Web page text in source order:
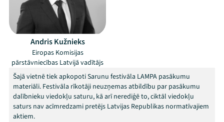
Mana programma
Festivāls
Andris Kužnieks
Eiropas Komisijas
pārstāvniecības Latvijā vadītājs
Šajā vietnē tiek apkopoti Sarunu festivāla LAMPA pasākumu
materiāli. Festivāla rīkotāji neuzņemas atbildību par pasākumu
dalībnieku viedokļu saturu, kā arī nerediģē to, ciktāl viedokļu
saturs nav acīmredzami pretējs Latvijas Republikas normatīvajiem
aktiem.